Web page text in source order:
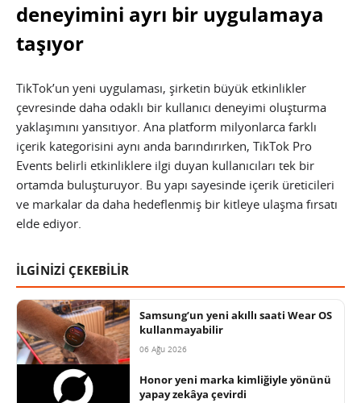
deneyimini ayrı bir uygulamaya
taşıyor
TikTok’un yeni uygulaması, şirketin büyük etkinlikler
çevresinde daha odaklı bir kullanıcı deneyimi oluşturma
yaklaşımını yansıtıyor. Ana platform milyonlarca farklı
içerik kategorisini aynı anda barındırırken, TikTok Pro
Events belirli etkinliklere ilgi duyan kullanıcıları tek bir
ortamda buluşturuyor. Bu yapı sayesinde içerik üreticileri
ve markalar da daha hedeflenmiş bir kitleye ulaşma fırsatı
elde ediyor.
İLGİNİZİ ÇEKEBİLİR
Samsung’un yeni akıllı saati Wear OS
kullanmayabilir
06 Ağu 2026
Honor yeni marka kimliğiyle yönünü
yapay zekâya çevirdi